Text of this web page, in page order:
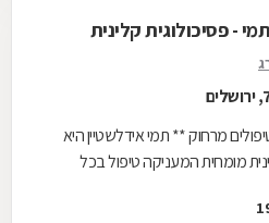
- פסיכולוגית קלינית
מרחוק ** תמי אידלשטיין היא
מומחית המעניקה טיפול בכל